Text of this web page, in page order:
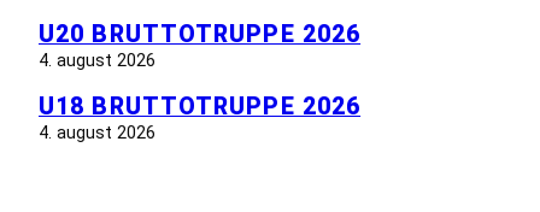
U20 BRUTTOTRUPPE 2026
4. august 2026
U18 BRUTTOTRUPPE 2026
4. august 2026